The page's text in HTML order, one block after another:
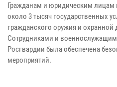
Гражданам и юридическим лицам
около 3 тысяч государственных
гражданского оружия и охранной
Сотрудниками и
Росгвардии была обеспечена
мероприятий.